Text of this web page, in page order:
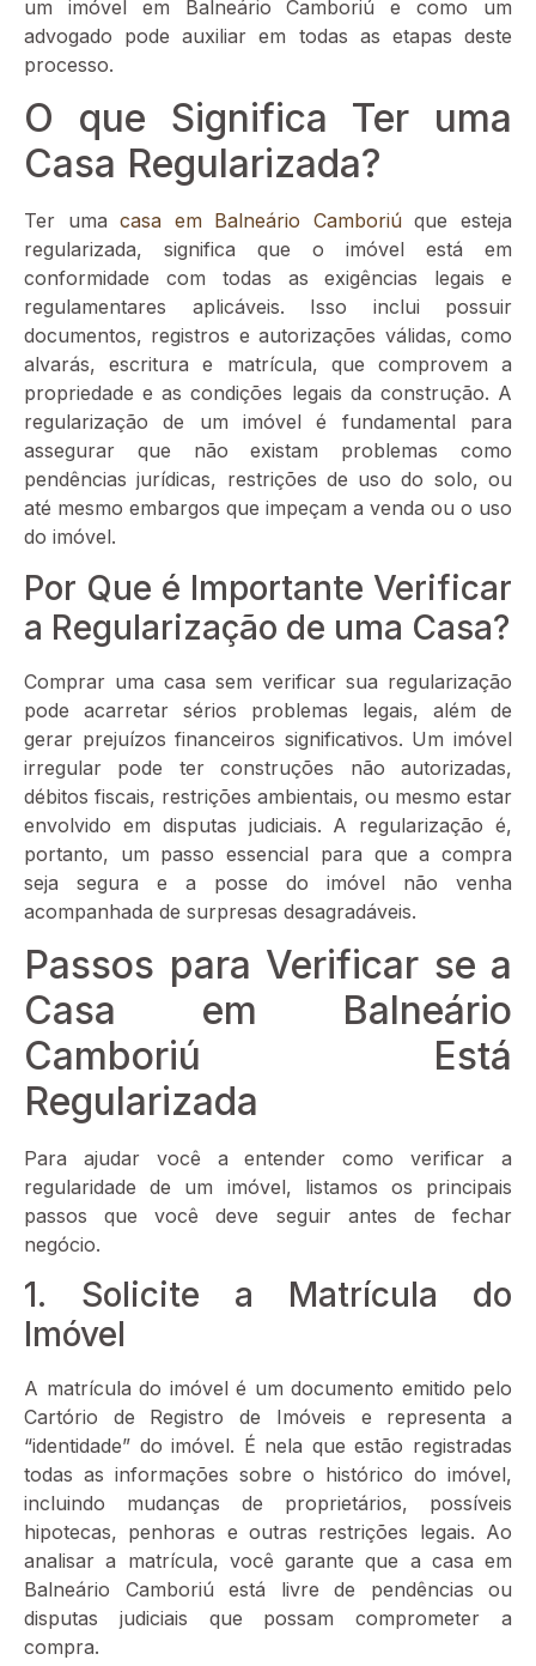
um imóvel em Balneário Camboriú e como um
advogado pode auxiliar em todas as etapas deste
processo.
O que Significa Ter uma
Casa Regularizada?
Ter umacasa em Balneário Camboriúque esteja
regularizada, significa que o imóvel está em
conformidade com todas as exigências legais e
regulamentares aplicáveis. Isso inclui possuir
documentos, registros e autorizações válidas, como
alvarás, escritura e matrícula, que comprovem a
propriedade e as condições legais da construção. A
regularização de um imóvel é fundamental para
assegurar que não existam problemas como
pendências jurídicas, restrições de uso do solo, ou
até mesmo embargos que impeçam a venda ou o uso
do imóvel.
Por Que é Importante Verificar
a Regularização de uma Casa?
Comprar uma casa sem verificar sua regularização
pode acarretar sérios problemas legais, além de
gerar prejuízos financeiros significativos. Um imóvel
irregular pode ter construções não autorizadas,
débitos fiscais, restrições ambientais, ou mesmo estar
envolvido em disputas judiciais. A regularização é,
portanto, um passo essencial para que a compra
seja segura e a posse do imóvel não venha
acompanhada de surpresas desagradáveis.
Passos para Verificar se a
Casa em Balneário
Camboriú Está
Regularizada
Para ajudar você a entender como verificar a
regularidade de um imóvel, listamos os principais
passos que você deve seguir antes de fechar
negócio.
1. Solicite a Matrícula do
Imóvel
A matrícula do imóvel é um documento emitido pelo
Cartório de Registro de Imóveis e representa a
“identidade” do imóvel. É nela que estão registradas
todas as informações sobre o histórico do imóvel,
incluindo mudanças de proprietários, possíveis
hipotecas, penhoras e outras restrições legais. Ao
analisar a matrícula, você garante que a casa em
Balneário Camboriú está livre de pendências ou
disputas judiciais que possam comprometer a
compra.